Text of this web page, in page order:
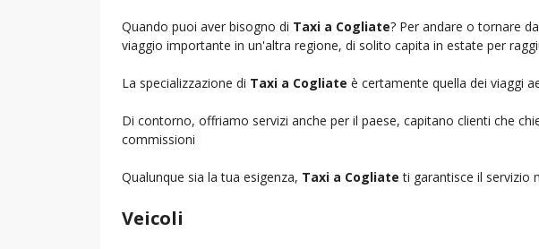
Quando puoi aver bisogno di Taxi a Cogliate? Per andare o tornare
viaggio importante in un'altra regione, di solito capita in estate per
La specializzazione di Taxi a Cogliate è certamente quella dei viaggi
Di contorno, offriamo servizi anche per il paese, capitano clienti che
commissioni
Qualunque sia la tua esigenza, Taxi a Cogliate ti garantisce il servizio
Veicoli